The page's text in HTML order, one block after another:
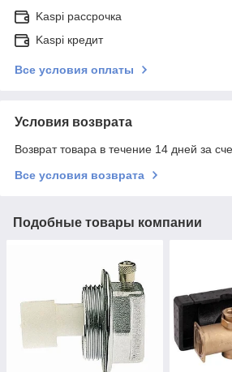
Kaspi рассрочка
Kaspi кредит
Все условия оплаты
Условия возврата
Возврат товара в течение 14 дней за
Все условия возврата
Подобные товары компании